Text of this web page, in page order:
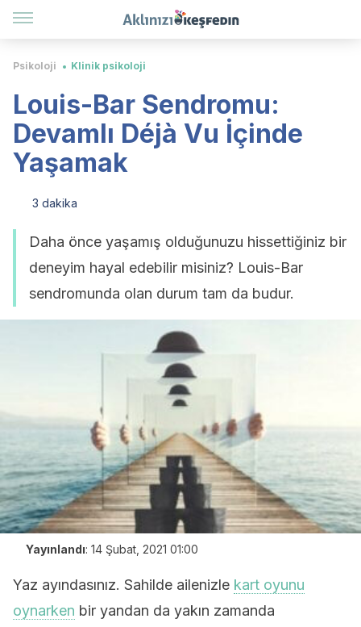
Psikoloji Klinik psikoloji
Louis-Bar Sendromu:
Devamlı Déjà Vu İçinde
Yaşamak
3 dakika
Daha önce yaşamış olduğunuzu hissettiğiniz bir
deneyim hayal edebilir misiniz? Louis-Bar
sendromunda olan durum tam da budur.
Yayınlandı: 14 Şubat, 2021 01:00
Yaz ayındasınız. Sahilde ailenizle kart oyunu
oynarken bir yandan da yakın zamanda